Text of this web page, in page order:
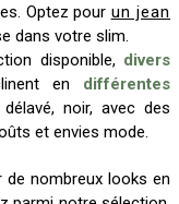
Optez pour un jean
dans votre slim.
disponible, divers
en différentes
noir, avec des
et envies mode.
nombreux looks en